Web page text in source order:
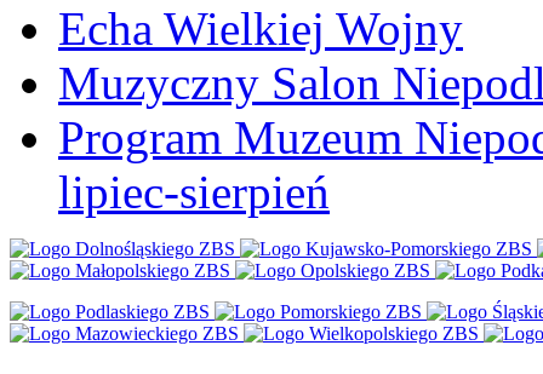
Echa Wielkiej Wojny
Muzyczny Salon
Program Muzeum
lipiec-sierpień